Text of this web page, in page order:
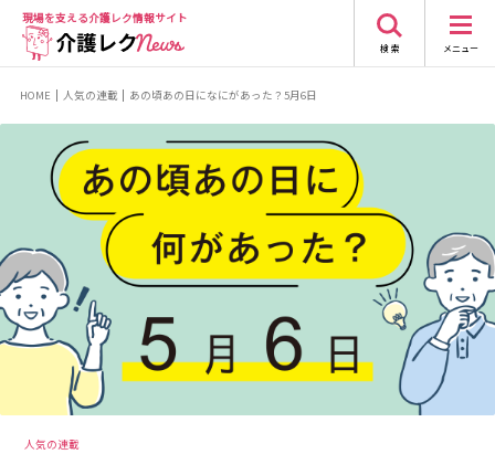
現場を支える介護レク情報サイト
検 索 メニュー
HOME 人気の連載 あの頃あの日になにがあった？5月6日
人気の連載